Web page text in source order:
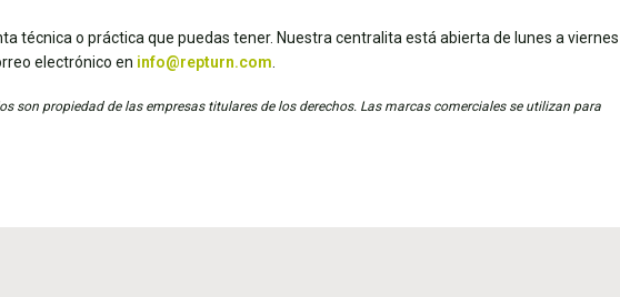
técnica o práctica que puedas tener. Nuestra centralita está abierta de lunes a viernes
electrónico en info@repturn.com
son propiedad de las empresas titulares de los derechos. Las marcas comerciales se utilizan para